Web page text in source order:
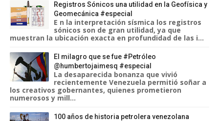
Registros Sónicos una utilidad en la Geofísica y
Geomecánica #especial
E n la interpretación sísmica los registros
sónicos son de gran utilidad, ya que
muestran la ubicación exacta en profundidad de las i...
El milagro que se fue #Petróleo
@humbertojaimesq #especial
La desaparecida bonanza que vivió
recientemente Venezuela permitió soñar a
los creativos gobernantes, quienes prometieron
numerosos y mill...
100 años de historia petrolera venezolana